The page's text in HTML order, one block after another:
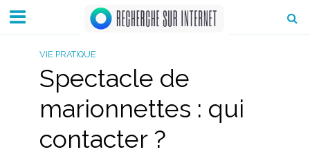
VIE PRATIQUE
Spectacle de
marionnettes : qui
contacter ?